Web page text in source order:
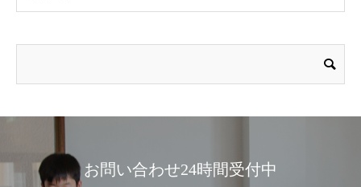
お問い合わせ24時間受付中